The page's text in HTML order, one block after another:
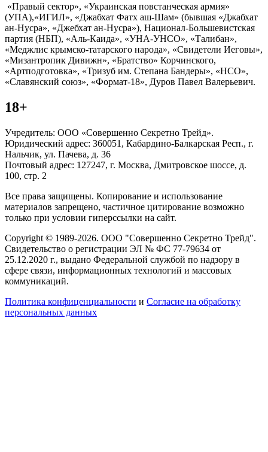
«Правый сектор», «Украинская повстанческая армия»
(УПА),«ИГИЛ», «Джабхат Фатх аш-Шам» (бывшая «Джабхат
ан-Нусра», «Джебхат ан-Нусра»), Национал-Большевистская
партия (НБП), «Аль-Каида», «УНА-УНСО», «Талибан»,
«Меджлис крымско-татарского народа», «Свидетели Иеговы»,
«Мизантропик Дивижн», «Братство» Корчинского,
«Артподготовка», «Тризуб им. Степана Бандеры», «НСО»,
«Славянский союз», «Формат-18», Дуров Павел Валерьевич.
18+
Учредитель: ООО «Совершенно Секретно Трейд».
Юридический адрес: 360051, Кабардино-Балкарская Респ., г.
Нальчик, ул. Пачева, д. 36
Почтовый адрес: 127247, г. Москва, Дмитровское шоссе, д.
100, стр. 2
Все права защищены. Копирование и использование
материалов запрещено, частичное цитирование возможно
только при условии гиперссылки на сайт.
Copyright © 1989-2026. ООО "Совершенно Секретно Трейд".
Свидетельство о регистрации ЭЛ № ФС 77-79634 от
25.12.2020 г., выдано Федеральной службой по надзору в
сфере связи, информационных технологий и массовых
коммуникаций.
Политика конфиценциальности и Согласие на обработку
персональных данных